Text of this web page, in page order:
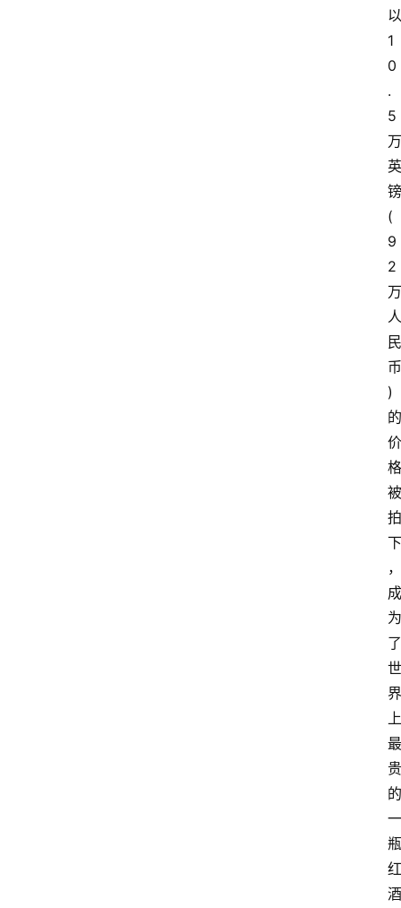
以
1
0
.
5
万
英
镑
(
9
2
万
人
民
币
)
的
价
格
被
拍
下
，
成
为
了
世
界
上
最
贵
的
一
瓶
红
酒